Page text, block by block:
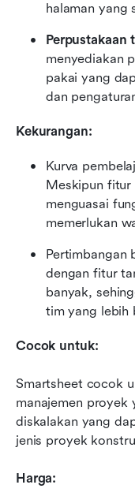
halaman yang
Perpustakaan
menyediakan
pakai yang
dan
Kekurangan:
Kurva
Meskipun fitur
menguasai
memerlukan
Pertimbangan
dengan fitur
banyak,
tim yang lebih
Cocok untuk:
Smartsheet cocok
manajemen proyek
diskalakan yang
jenis proyek
Harga: